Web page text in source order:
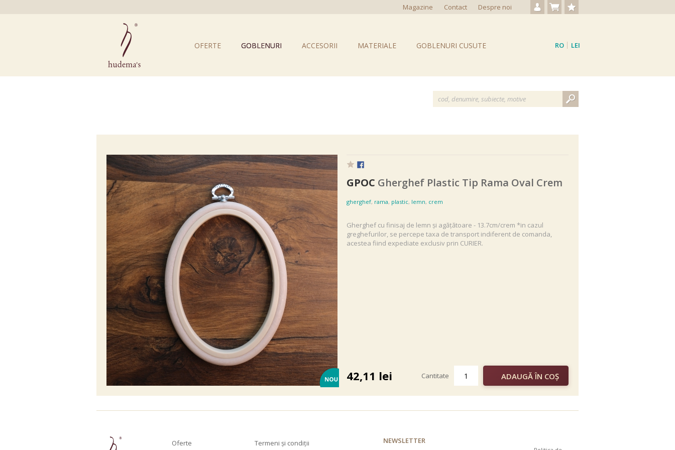
OFERTE GOBLENURI ACCESORII MATERIALE GOBLENURI CUSUTE
RO
LEI
Magazine Contact Despre noi Autentificare / Creare cont
Nu aveți produse
GPOC Gherghef Plastic Tip Rama Oval Crem
gherghef, rama, plastic, lemn, crem
Gherghef cu finisaj de lemn și agățătoare - 13.7cm/crem *in cazul
greghefurilor, se percepe taxa de transport indiferent de comanda,
acestea fiind expediate exclusiv prin CURIER.
42,11 lei Cantitate
Oferte Termeni și condiții NEWSLETTER